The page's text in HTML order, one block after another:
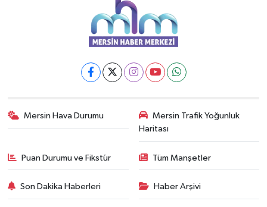
Mersin Hava Durumu
Mersin Trafik Yoğunluk
Haritası
Puan Durumu ve Fikstür Tüm Manşetler
Son Dakika Haberleri Haber Arşivi